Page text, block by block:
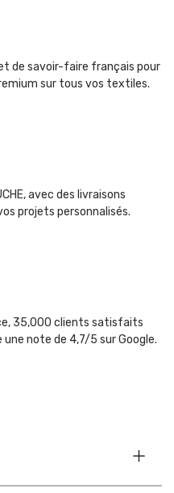
de savoir-faire français pour
sur tous vos textiles.
avec des livraisons
projets personnalisés.
35,000 clients satisfaits
note de 4,7/5 sur Google.